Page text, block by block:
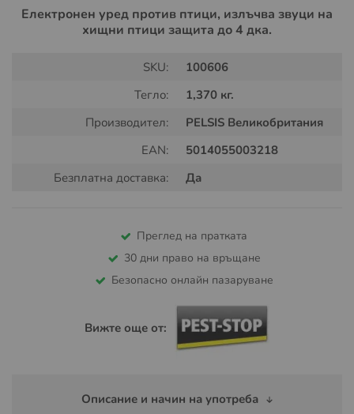
Електронен уред против птици, излъчва звуци на
хищни птици защита до 4 дка.
SKU:
100606
Тегло:
1,370 кг.
Производител:
PELSIS Великобритания
EAN:
5014055003218
Безплатна доставка:
Да
Преглед на пратката
30 дни право на връщане
Безопасно онлайн пазаруване
Вижте още от:
Описание и начин на употреба